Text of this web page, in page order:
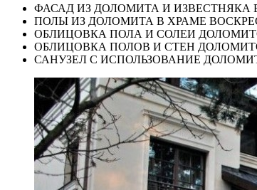
ФАСАД ИЗ ДОЛОМИТА И ИЗВЕСТНЯКА
ПОЛЫ ИЗ ДОЛОМИТА В ХРАМЕ
ОБЛИЦОВКА ПОЛА И СОЛЕИ
ОБЛИЦОВКА ПОЛОВ И СТЕН
САНУЗЕЛ С ИСПОЛЬЗОВАНИЕ